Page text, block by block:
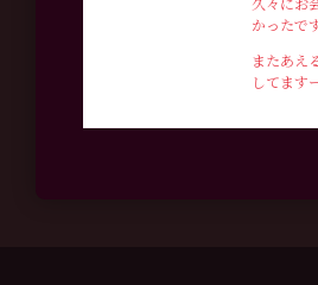
かったで
またあえ
してます